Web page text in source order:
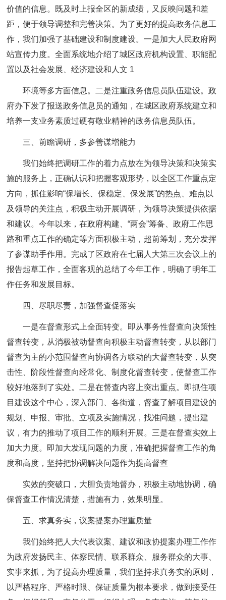
价值的信息。既及时上报全区的新成绩，又反映问题和差
距，便于领导调整和完善决策。为了更好的提高政务信息工
作，我们加强了基础建设和制度建设。一是加大人民政府网
站宣传力度。全面系统地介绍了城区政府机构设置、职能配
置以及社会发展、经济建设和人文 1
环境等多方面信息。二是注重政务信息员队伍建设。政
府办下发了报送政务信息员的通知，在城区政府系统建立和
培养一支业务素质过硬有敬业精神的政务信息员队伍。
三、前瞻调研，多参善谋增能力
我们始终把调研工作的着力点放在为领导决策和决策实
施的服务上，正确认识和把握客观形势，以全区工作重点定
方向，抓住影响“保增长、保稳定、保发展”的热点、难点以
及领导的关注点，积极主动开展调研，为领导决策提供依据
和建议。今年以来，在政府构建、“两会”筹备、政府工作思
路和重点工作的确定等方面积极主动，超前筹划，充分发挥
了参谋助手作用。完成了区政府在七届人大第三次会议上的
报告起草工作，全面客观的总结了今年工作，明确了明年工
作任务和发展目标。
四、尽职尽责，加强督查促落实
一是在督查形式上全面转变。即从事务性督查向决策性
督查转变，从消极被动督查向积极主动督查转变，从以部门
督查为主的小范围督查向协调各方联动的大督查转变，从突
击性、阶段性督查向经常化、制度化督查转变，使督查工作
较好地落到了实处。二是在督查内容上突出重点。即抓住项
目建设这个中心，深入部门、各街道，督查了解项目建设的
规划、申报、审批、立项及实施情况，找准问题，提出建
议，有力的推动了项目工作的顺利开展。三是在督查实效上
加大力度。即加大发现问题的力度，准确把握督查工作的角
度和高度，坚持把协调解决问题作为提高督查
实效的突破口，大胆负责地督办，积极主动地协调，确
保督查工作情况清楚，措施有力，效果明显。
五、求真务实，议案提案办理重质量
我们始终把人大代表议案、建议和政协提案办理工作作
为政府发扬民主、体察民情、联系群众、服务群众的大事、
实事来抓，为了提高办理质量，我们坚持求真务实的原则，
以严格程序、严格时限、保证质量为根本要求，做到接受任